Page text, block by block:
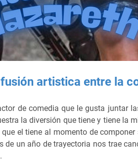
artistica entre la
de comedia que le gusta juntar
la diversión que tiene y tiene la
el tiene al momento de
un año de trayectoria nos trae